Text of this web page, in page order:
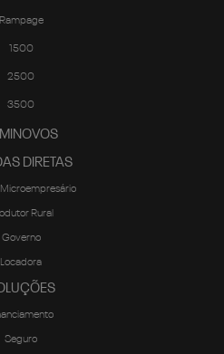
Rampage
1500
2500
3500
DIRETAS
Microempresário
Rural
Governo
Locadora
Seguro